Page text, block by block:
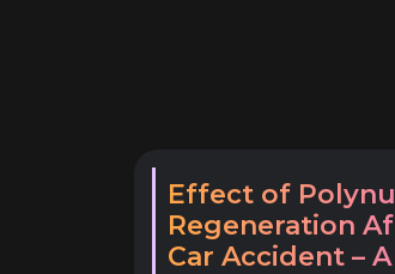
Effect of
Regeneration
Car Accident –